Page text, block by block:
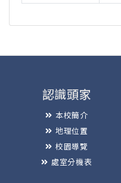
認識頭家
本校簡介
地理位置
校園導覽
處室分機表